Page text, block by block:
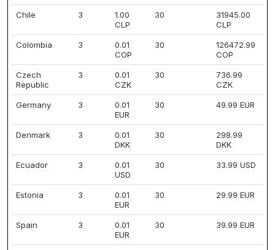
Chile 3
1.00
CLP
30
31945.00
CLP
Colombia 3
0.01
COP
30
126472.99
COP
Czech
Republic
3
0.01
CZK
30
736.99
CZK
Germany 3
0.01
EUR
30 49.99 EUR
Denmark 3
0.01
DKK
30
298.99
DKK
Ecuador 3
0.01
USD
30 33.99 USD
Estonia 3
0.01
EUR
30 29.99 EUR
Spain 3
0.01
EUR
30 39.99 EUR